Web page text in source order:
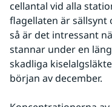
cellantal vid alla
flagellaten är sällsynt
så är det intressant
stannar under en
skadliga
början av december.